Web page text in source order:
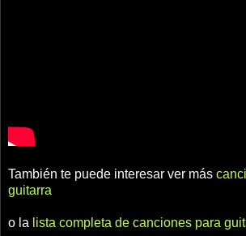
También te puede interesar ver más
guitarra
o la lista completa de canciones para